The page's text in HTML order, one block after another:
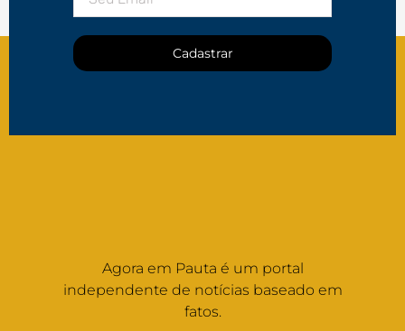
Cadastrar
Agora em Pauta é um portal
independente de notícias baseado em
fatos.